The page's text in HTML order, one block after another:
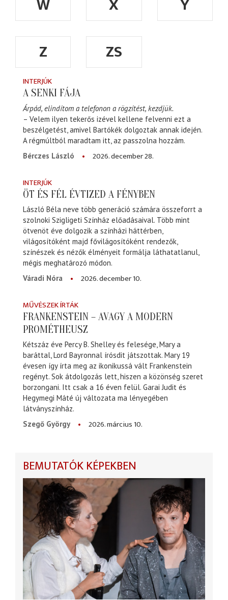
W X
Y
Z
ZS
INTERJÚK
A SENKI FÁJA
Árpád, elindítom a telefonon a rögzítést, kezdjük.
– Velem ilyen tekerős izével kellene felvenni ezt a
beszélgetést, amivel Bartókék dolgoztak annak idején.
A régmúltból maradtam itt, az passzolna hozzám.
Bérczes László
2026. december 28.
INTERJÚK
ÖT ÉS FÉL ÉVTIZED A FÉNYBEN
László Béla neve több generáció számára összeforrt a
szolnoki Szigligeti Színház előadásaival. Több mint
ötvenöt éve dolgozik a színházi háttérben,
világosítóként majd fővilágosítóként rendezők,
színészek és nézők élményeit formálja láthatatlanul,
mégis meghatározó módon.
Váradi Nóra
2026. december 10.
MŰVÉSZEK ÍRTÁK
FRANKENSTEIN – AVAGY A MODERN
PROMÉTHEUSZ
Kétszáz éve Percy B. Shelley és felesége, Mary a
baráttal, Lord Bayronnal írósdit játszottak. Mary 19
évesen így írta meg az ikonikussá vált Frankenstein
regényt. Sok átdolgozás lett, hiszen a közönség szeret
borzongani. Itt csak a 16 éven felül. Garai Judit és
Hegymegi Máté új változata ma lényegében
látványszínház.
Szegő György
2026. március 10.
BEMUTATÓK KÉPEKBEN